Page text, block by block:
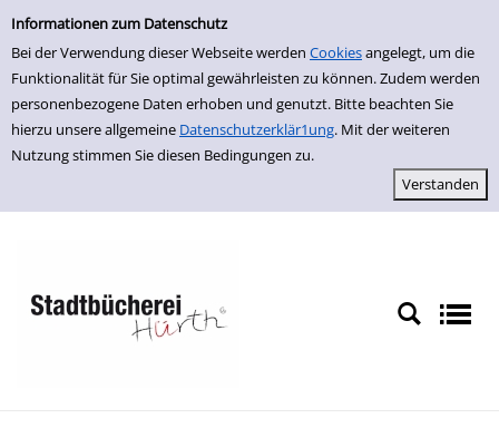
Einfache Suche
Informationen zum Datenschutz
Bei der Verwendung dieser Webseite werden Cookiesangelegt, um die
Funktionalität für Sie optimal gewährleisten zu können. Zudem werden
personenbezogene Daten erhoben und genutzt. Bitte beachten Sie
hierzu unsere allgemeine Datenschutzerklär1ung. Mit der weiteren
Nutzung stimmen Sie diesen Bedingungen zu.
zur Navigation springen
zum Inhalt springen
Zur Detailanzeige springen